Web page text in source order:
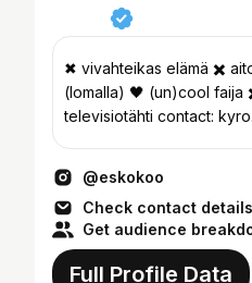
✖ vivahteikas elämä ✖️
(lomalla) 🖤 (un)cool faija
televisiotähti contact:
@eskokoo
Check contact details
Get audience
Full Profile Data